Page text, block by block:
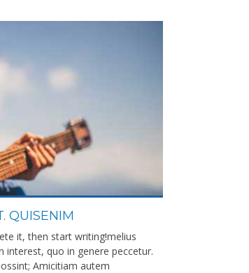
QUISENIM
it, then start writing!melius
interest, quo in genere peccetur.
Amicitiam autem